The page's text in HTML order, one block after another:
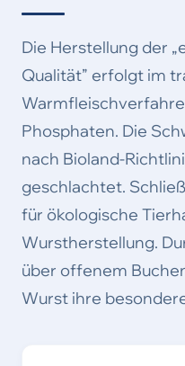
Die Herstellung der
Qualität” erfolgt im
Phosphaten. Die
nach Bioland-
geschlachtet.
für ökologische
Wurstherstellung.
über offenem
Wurst ihre